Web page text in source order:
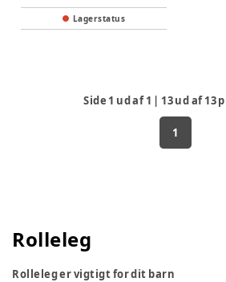
Lagerstatus
Side 1 ud af1 | 13ud af13
1
Rolleleg
Rolleleg er vigtigt for dit barn